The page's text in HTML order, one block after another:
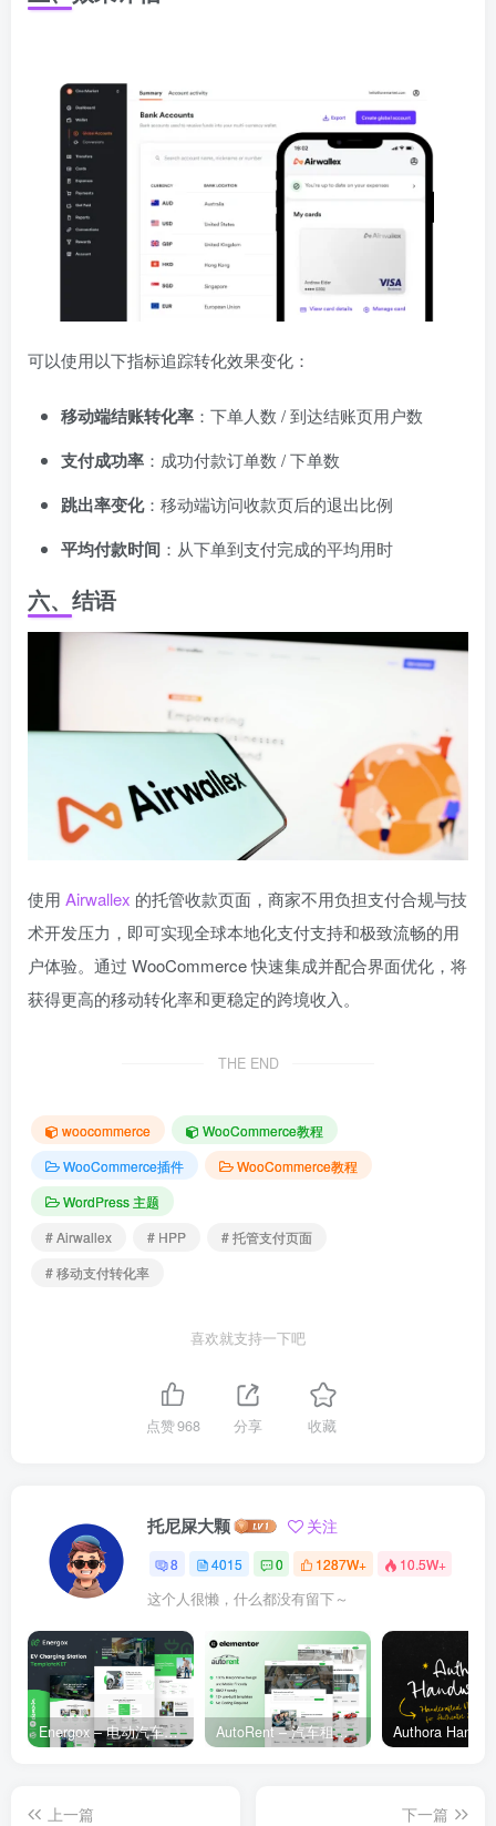
可以使用以下指标追踪转化效果变化：
移动端结账转化率 ：下单人数 / 到达结账页用户数
支付成功率 ：成功付款订单数 / 下单数
跳出率变化：移动端访问收款页后的退出比例
平均付款时间 ：从下单到支付完成的平均用时
六、结语
使用 Airwallex 的托管收款页面，商家不用负担支付合规与技
术开发压力，即可实现全球本地化支付支持和极致流畅的用
户体验。通过 WooCommerce 快速集成并配合界面优化，将
获得更高的移动转化率和更稳定的跨境收入。
THE END
woocommerce
WooCommerce教程
WooCommerce插件
WooCommerce教程
WordPress 主题
# Airwallex
# HPP
# 托管支付页面
# 移动支付转化率
喜欢就支持一下吧
点赞968 分享 收藏
托尼屎大颗 关注
8 4015 0 1287W+ 10.5W+
这个人很懒，什么都没有留下～
Energox – 电动汽车充电站 Elementor 模板套件 AutoRent – 汽车租赁服务 Elementor 模板套件
上一篇
下一篇